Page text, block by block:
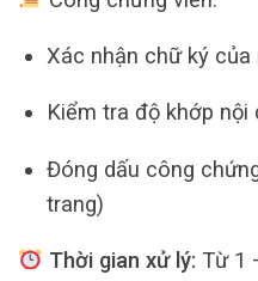
Xác nhận chữ ký của
Kiểm tra độ khớp nội
Đóng dấu công
trang)
Thời gian xử lý: Từ 1